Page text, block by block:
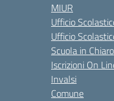
MIUR
Ufficio
Ufficio
Scuola in Chiaro
Iscrizioni On
Invalsi
Comune